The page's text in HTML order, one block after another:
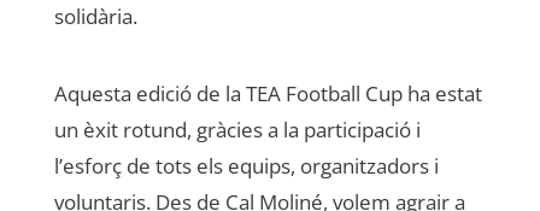
solidària.
Aquesta edició de la TEA Football Cup ha estat
un èxit rotund, gràcies a la participació i
l’esforç de tots els equips, organitzadors i
voluntaris. Des de Cal Moliné, volem agrair a